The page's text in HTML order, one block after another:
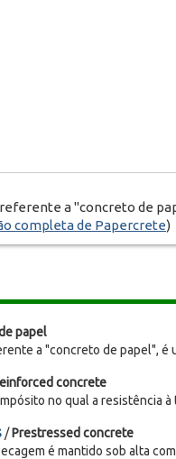
a "concreto de
completa de Papercrete)
papel
a "concreto de papel", é
concrete
no qual a resistência à
/Prestressed concrete
é mantido sob alta